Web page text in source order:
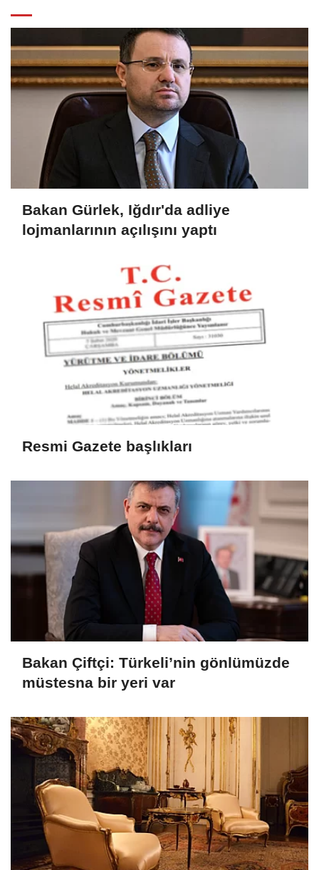
Bakan Gürlek, Iğdır'da adliye
lojmanlarının açılışını yaptı
Resmi Gazete başlıkları
Bakan Çiftçi: Türkeli’nin gönlümüzde
müstesna bir yeri var